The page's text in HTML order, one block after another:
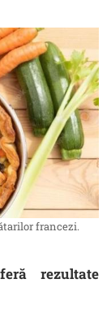
francezi.
rezultate